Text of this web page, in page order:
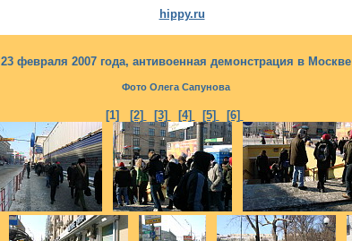
hippy.ru
23 февраля 2007 года, антивоенная демонстрация в Москве
Фото Олега Сапунова
[1] [2] [3] [4] [5] [6]